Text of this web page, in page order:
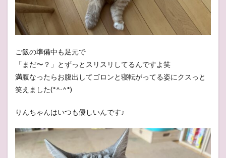
ご飯の準備中も足元で
「まだ〜？」とずっとスリスリしてるんですよ笑
満腹なったらお腹出してゴロンと寝転がってる姿にクスっと
笑えました(*^-^*)
りんちゃんはいつも優しいんです♪